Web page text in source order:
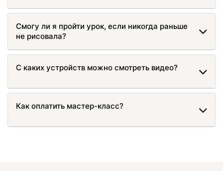
Смогу ли я пройти урок, если никогда раньше
не рисовала?
С каких устройств можно смотреть видео?
Как оплатить мастер-класс?